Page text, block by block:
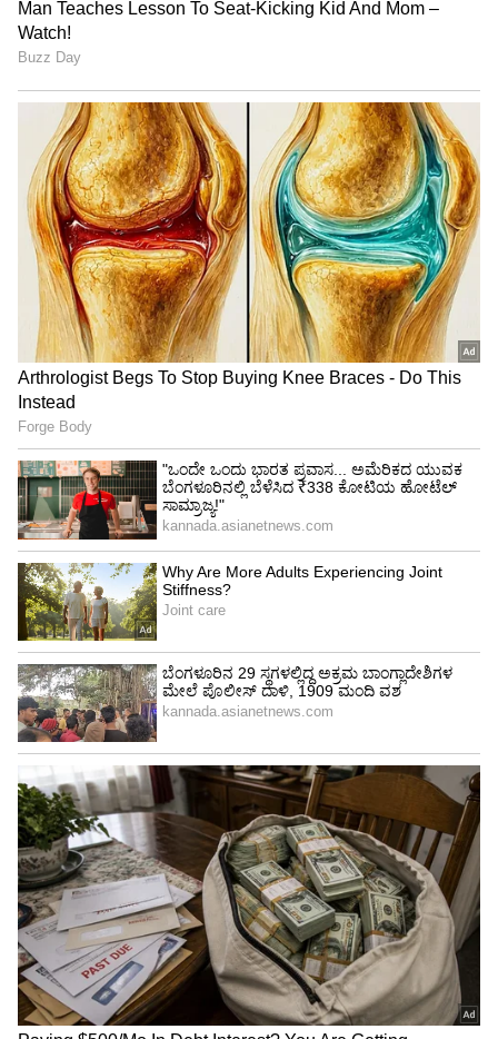
ಹಾಲಿ ಶಾಸಕ ಸುರೇಶ್‌ಗೌಡರನ್ನು ಶತಾಯಗತಾಯ
ಸೋಲಿಸಲು ಹಟಕ್ಕೆ ಬಿದ್ದಿರುವ ಈ ಇಬ್ಬರು ನಾಯಕರು
ಪರಸ್ಪರ ಭೇಟಿಯಾಗಿ ಮಾತುಕತೆ ನಡೆಸಿದ ನಂತರ
ಹೋಟೆಲ್‌ನಿಂದ ಜೊತೆಯಾಗಿ ಹೊರ ಬರುತ್ತಿರುವ ಕೆಲ
ಫೋಟೋಗಳು ಸಾಮಾಜಿಕ ಜಾಲತಾಣಗಳಲ್ಲಿ ಹರಿದಾಡುತ್ತಿವೆ.
ಮಾತುಕತೆ ವೇಳೆ ಫೈಟರ್‌ ರವಿ ಸಮಾಜಮುಖಿ ಕಾರ್ಯವನ್ನು
ಶ್ಲಾಘಿಸಿದ ಎಲ್.ಆರ್‌.ಶಿವರಾಮೇಗೌಡರು ಸಮಾಜ ಸೇವೆ
ಮೂಲಕ ನೀವು ಮಾಡುತ್ತಿರುವ ಅಭಿವೃದ್ಧಿ ಕಾರ್ಯಗಳನ್ನು
ಕ್ಷೇತ್ರದಲ್ಲಿ ಈವರೆಗೂ ಯಾವೊಬ್ಬ ರಾಜಕಾರಣಿಯೂ ಸಹ
ಮಾಡಿಲ್ಲ. ನಿಮ್ಮ ಅತ್ಯದ್ಭುತ ಸೇವೆಗಳು ಎಂದೆಂದಿಗೂ
ಶಾಶ್ವತವಾಗಿ ಉಳಿಯುತ್ತವೆ. ಈ ಅಭಿವೃದ್ಧಿ ಕಾರ್ಯಗಳನ್ನು
ಮುಂದುವರಿಸಿ ಎಂದು ಮೆಚ್ಚುಗೆ ವ್ಯಕ್ತಪಡಿಸಿದರು ಎನ್ನಲಾಗಿದೆ.
"ರಾಜಕೀಯ ಬೇಡ, ಸಿನಿಮಾನೇ ಪ್ರಾಣ":
ಕನಕೋತ್ಸವದಲ್ಲಿ ರಿಷಬ್ ಶೆಟ್ಟಿ | Rishab
Shetty speech | Suvarna News
ಶೇ.50 ರಿಂದ ಶೇ.18 ಕ್ಕೆ TAX ಇಳಿಕೆ: ಮೋದಿ-
ಟ್ರಂಪ್ ಐತಿಹಾಸಿಕ ಒಪ್ಪಂದ | India US
Trade Deal | Party Rounds